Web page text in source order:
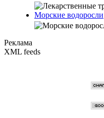
Морские водоросли
Реклама
XML feeds